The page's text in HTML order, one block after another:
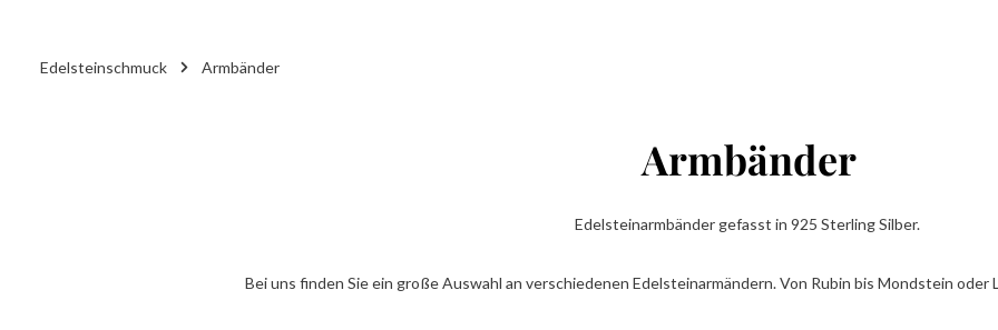
Edelsteinschmuck Armbänder
Armbänder
Edelsteinarmbänder gefasst in 925 Sterling Silber.
Bei uns finden Sie ein große Auswahl an verschiedenen Edelsteinarmändern. Von Rubin bis Mondstein oder